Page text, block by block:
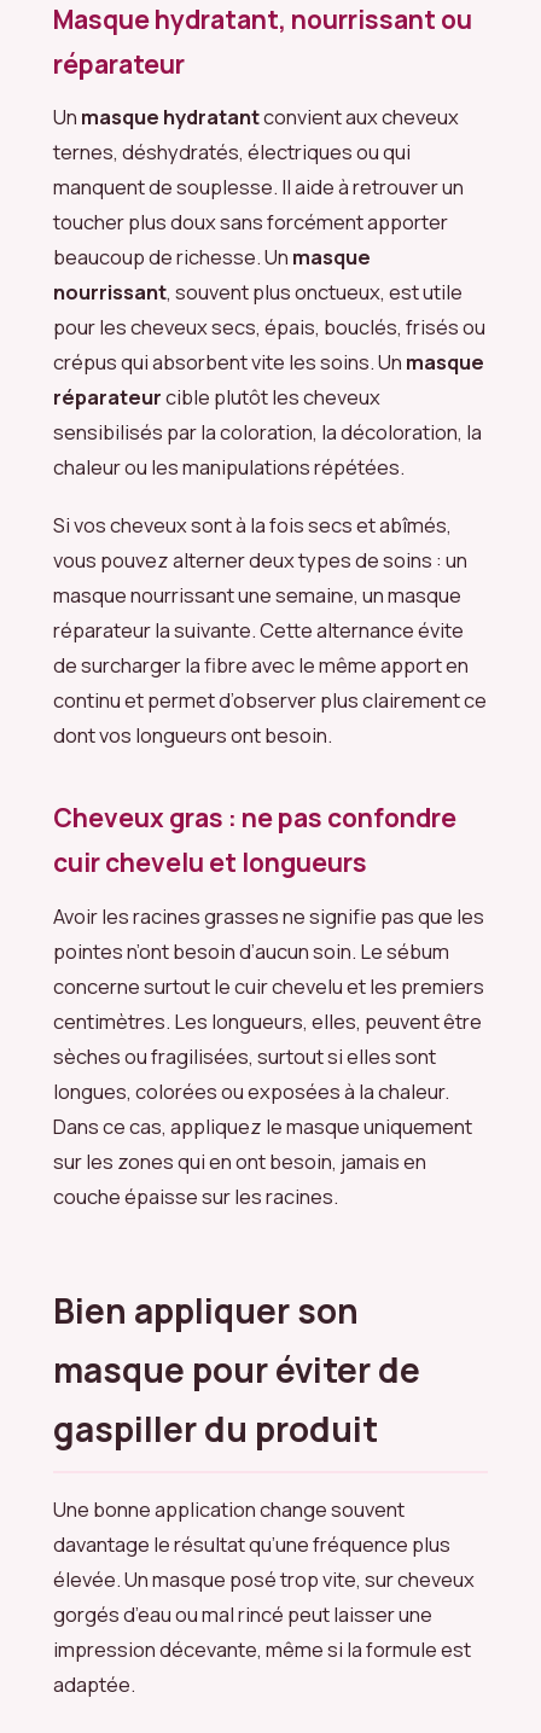
Masque hydratant, nourrissant ou
réparateur
Un masque hydratantconvient aux cheveux
ternes, déshydratés, électriques ou qui
manquent de souplesse. Il aide à retrouver un
toucher plus doux sans forcément apporter
beaucoup de richesse. Un masque
nourrissant, souvent plus onctueux, est utile
pour les cheveux secs, épais, bouclés, frisés ou
crépus qui absorbent vite les soins. Un masque
réparateurcible plutôt les cheveux
sensibilisés par la coloration, la décoloration, la
chaleur ou les manipulations répétées.
Si vos cheveux sont à la fois secs et abîmés,
vous pouvez alterner deux types de soins : un
masque nourrissant une semaine, un masque
réparateur la suivante. Cette alternance évite
de surcharger la fibre avec le même apport en
continu et permet d’observer plus clairement ce
dont vos longueurs ont besoin.
Cheveux gras : ne pas confondre
cuir chevelu et longueurs
Avoir les racines grasses ne signifie pas que les
pointes n’ont besoin d’aucun soin. Le sébum
concerne surtout le cuir chevelu et les premiers
centimètres. Les longueurs, elles, peuvent être
sèches ou fragilisées, surtout si elles sont
longues, colorées ou exposées à la chaleur.
Dans ce cas, appliquez le masque uniquement
sur les zones qui en ont besoin, jamais en
couche épaisse sur les racines.
Bien appliquer son
masque pour éviter de
gaspiller du produit
Une bonne application change souvent
davantage le résultat qu’une fréquence plus
élevée. Un masque posé trop vite, sur cheveux
gorgés d’eau ou mal rincé peut laisser une
impression décevante, même si la formule est
adaptée.